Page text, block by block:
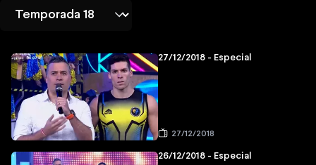
27/12/2018 - Especial
27/12/2018
26/12/2018 - Especial